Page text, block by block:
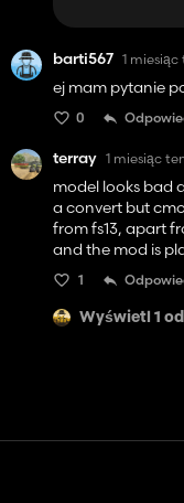
barti567 1
ej mam pytanie
0
terray 1 miesiąc
model looks bad
a convert but
from fs13, apart
and the mod is
1
Wyświetl 1